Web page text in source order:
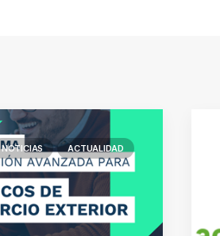
NOTICIAS ACTUALIDAD